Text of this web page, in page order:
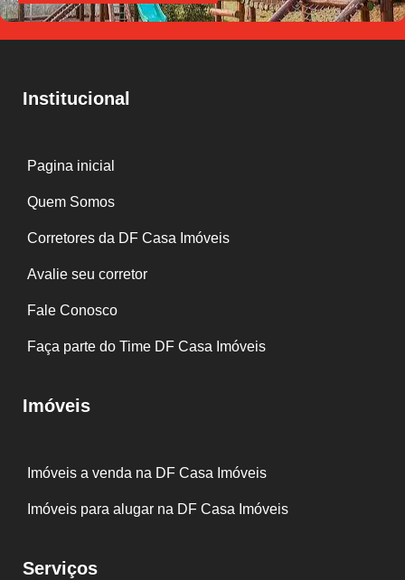
Institucional
Pagina inicial
Quem Somos
Corretores da DF Casa Imóveis
Avalie seu corretor
Fale Conosco
Faça parte do Time DF Casa Imóveis
Imóveis
Imóveis a venda na DF Casa Imóveis
Imóveis para alugar na DF Casa Imóveis
Serviços